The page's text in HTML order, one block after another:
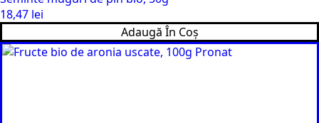
18,47 lei
Adaugă În Coș